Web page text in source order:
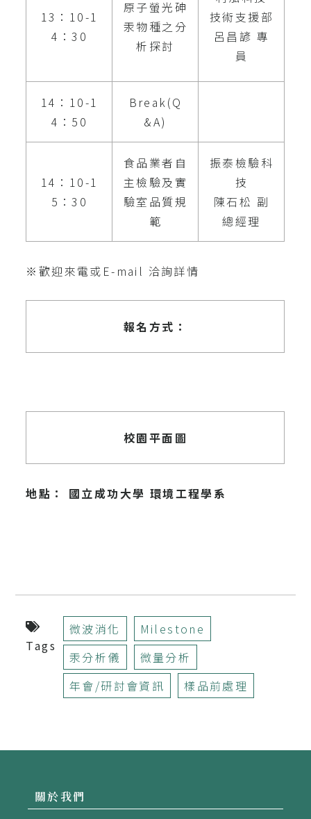
13：10-1
4：30
原子螢光砷
汞物種之分
析探討
技術支援部
呂昌諺 專
員
14：10-1
4：50
Break(Q
&A)
14：10-1
5：30
食品業者自
主檢驗及實
驗室品質規
範
振泰檢驗科
技
陳石松 副
總經理
※歡迎來電或E-mail 洽詢詳情
報名方式：
校園平面圖
地點： 國立成功大學 環境工程學系
Tags
微波消化
Milestone
汞分析儀
微量分析
年會/研討會資訊
樣品前處理
關於我們